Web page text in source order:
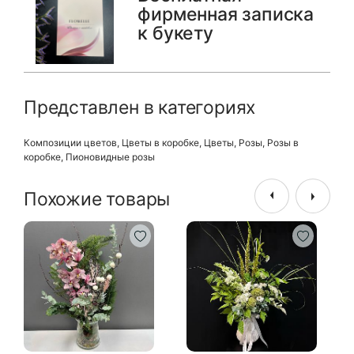
фирменная записка
к букету
Представлен в категориях
Композиции цветов, Цветы в коробке, Цветы, Розы, Розы в
коробке, Пионовидные розы
Похожие товары